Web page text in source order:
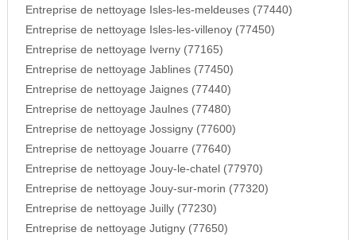
Entreprise de nettoyage Isles-les-meldeuses (77440)
Entreprise de nettoyage Isles-les-villenoy (77450)
Entreprise de nettoyage Iverny (77165)
Entreprise de nettoyage Jablines (77450)
Entreprise de nettoyage Jaignes (77440)
Entreprise de nettoyage Jaulnes (77480)
Entreprise de nettoyage Jossigny (77600)
Entreprise de nettoyage Jouarre (77640)
Entreprise de nettoyage Jouy-le-chatel (77970)
Entreprise de nettoyage Jouy-sur-morin (77320)
Entreprise de nettoyage Juilly (77230)
Entreprise de nettoyage Jutigny (77650)